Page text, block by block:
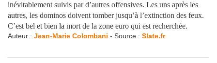
inévitablement suivis par d’autres offensives. Les uns après les
autres, les dominos doivent tomber jusqu’à l’extinction des feux.
C’est bel et bien la mort de la zone euro qui est recherchée.
Auteur : Jean-Marie Colombani - Source : Slate.fr